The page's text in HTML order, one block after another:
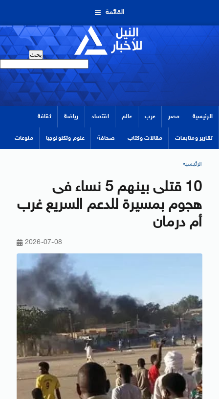
القائمة
الرئيسية مصر عرب عالم اقتصاد رياضة ثقافة
تقارير ومتابعات مقالات وكتاب صحافة علوم وتكنولوجيا منوعات
الرئيسية
10 قتلى بينهم 5 نساء فى
هجوم بمسيرة للدعم السريع غرب
أم درمان
2026-07-08